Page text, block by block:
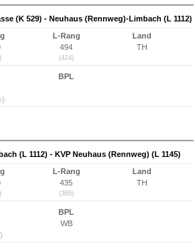
(K 529) - Neuhaus (Rennweg)-Limbach (L 1112)
L-Rang
494
(424)
Land
TH
BPL
(L 1112) - KVP Neuhaus (Rennweg) (L 1145)
L-Rang
435
(365)
Land
TH
BPL
WB